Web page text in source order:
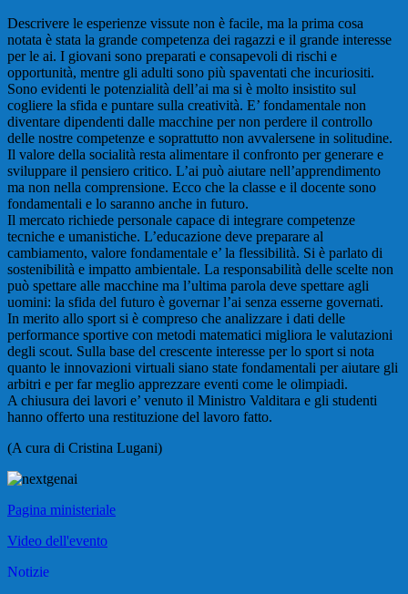
Descrivere le esperienze vissute non è facile, ma la prima cosa
notata è stata la grande competenza dei ragazzi e il grande interesse
per le ai. I giovani sono preparati e consapevoli di rischi e
opportunità, mentre gli adulti sono più spaventati che incuriositi.
Sono evidenti le potenzialità dell’ai ma si è molto insistito sul
cogliere la sfida e puntare sulla creatività. E’ fondamentale non
diventare dipendenti dalle macchine per non perdere il controllo
delle nostre competenze e soprattutto non avvalersene in solitudine.
Il valore della socialità resta alimentare il confronto per generare e
sviluppare il pensiero critico. L’ai può aiutare nell’apprendimento
ma non nella comprensione. Ecco che la classe e il docente sono
fondamentali e lo saranno anche in futuro.
Il mercato richiede personale capace di integrare competenze
tecniche e umanistiche. L’educazione deve preparare al
cambiamento, valore fondamentale e’ la flessibilità. Si è parlato di
sostenibilità e impatto ambientale. La responsabilità delle scelte non
può spettare alle macchine ma l’ultima parola deve spettare agli
uomini: la sfida del futuro è governar l’ai senza esserne governati.
In merito allo sport si è compreso che analizzare i dati delle
performance sportive con metodi matematici migliora le valutazioni
degli scout. Sulla base del crescente interesse per lo sport si nota
quanto le innovazioni virtuali siano state fondamentali per aiutare gli
arbitri e per far meglio apprezzare eventi come le olimpiadi.
A chiusura dei lavori e’ venuto il Ministro Valditara e gli studenti
hanno offerto una restituzione del lavoro fatto.
(A cura di Cristina Lugani)
Pagina ministeriale
Video dell'evento
Notizie